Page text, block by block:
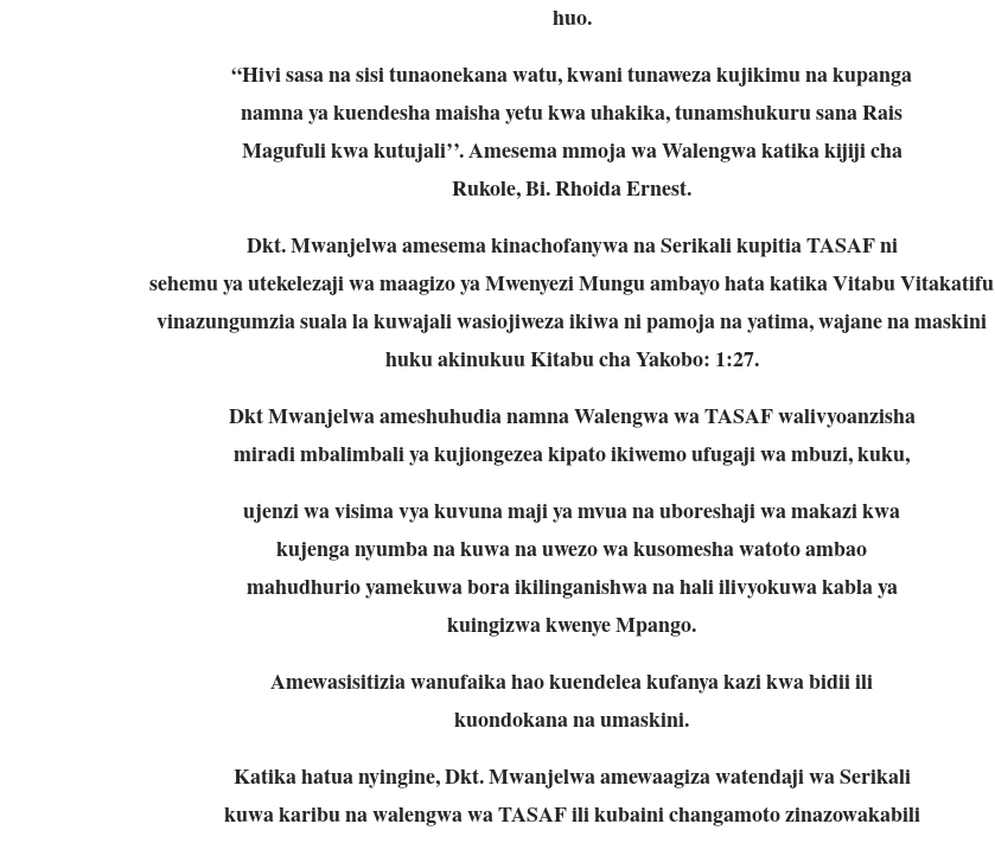
huo.
“Hivi sasa na sisi tunaonekana watu, kwani tunaweza kujikimu na kupanga
namna ya kuendesha maisha yetu kwa uhakika, tunamshukuru sana Rais
Magufuli kwa kutujali’’. Amesema mmoja wa Walengwa katika kijiji cha
Rukole, Bi. Rhoida Ernest.
Dkt. Mwanjelwa amesema kinachofanywa na Serikali kupitia TASAF ni
sehemu ya utekelezaji wa maagizo ya Mwenyezi Mungu ambayo hatakatika Vitabu Vitakatifu
vinazungumzia suala la kuwajali wasiojiweza ikiwani pamoja na yatima, wajane na maskini
huku akinukuu Kitabu cha Yakobo: 1:27.
Dkt Mwanjelwa ameshuhudia namna Walengwa wa TASAF walivyoanzisha
miradi mbalimbali ya kujiongezea kipato ikiwemo ufugaji wa mbuzi, kuku,
ujenzi wa visima vya kuvuna maji ya mvua na uboreshaji wa makazi kwa
kujenga nyumba na kuwa na uwezo wa kusomesha watoto ambao
mahudhurio yamekuwa bora ikilinganishwa na hali ilivyokuwa kabla ya
kuingizwa kwenye Mpango.
Amewasisitizia wanufaika hao kuendelea kufanya kazi kwa bidii ili
kuondokana na umaskini.
Katika hatua nyingine, Dkt. Mwanjelwa amewaagiza watendaji wa Serikali
kuwa karibu na walengwa wa TASAF ili kubaini changamoto zinazowakabili